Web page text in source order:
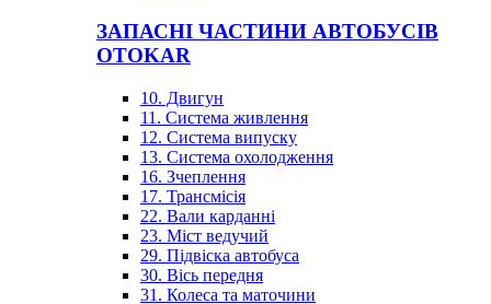
ЗАПАСНІ ЧАСТИНИ АВТОБУСІВ
OTOKAR
10. Двигун
11. Система живлення
12. Система випуску
13. Система охолодження
16. Зчеплення
17. Трансмісія
22. Вали карданні
23. Міст ведучий
29. Підвіска автобуса
30. Вісь передня
31. Колеса та маточини